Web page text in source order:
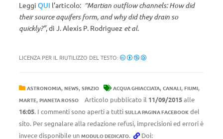
Leggi QUI l’articolo: “Martian outflow channels: How did
their source aquifers form, and why did they drain so
quickly?”, di J. Alexis P. Rodriguez et al.
LICENZA PER IL RIUTILIZZO DEL TESTO:
ASTRONOMIA, NEWS, SPAZIO ACQUA GHIACCIATA, CANALI, FIUMI,
MARTE, PIANETA ROSSO Articolo pubblicato il 11/09/2015alle
16:05. I commenti sono aperti a tutti SULLA PAGINA FACEBOOK del
sito. Per segnalare alla redazione refusi, imprecisioni ed errori è
invece disponibile un MODULO DEDICATO. Doi: